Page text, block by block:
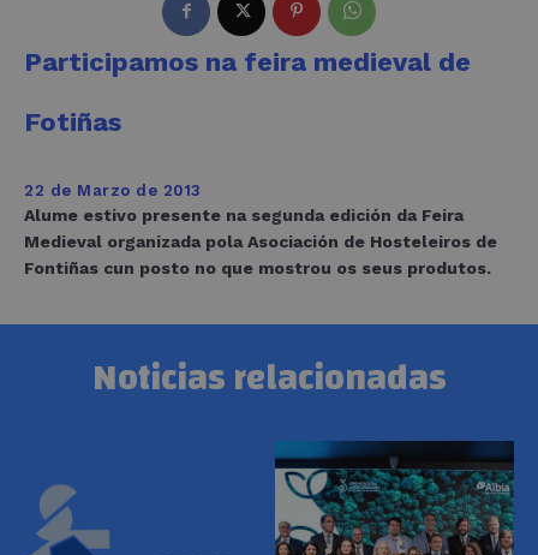
Participamos na feira medieval de
Fotiñas
22 de Marzo de 2013
Alume estivo presente na segunda edición da Feira
Medieval organizada pola Asociación de Hosteleiros de
Fontiñas cun posto no que mostrou os seus produtos.
Noticias relacionadas